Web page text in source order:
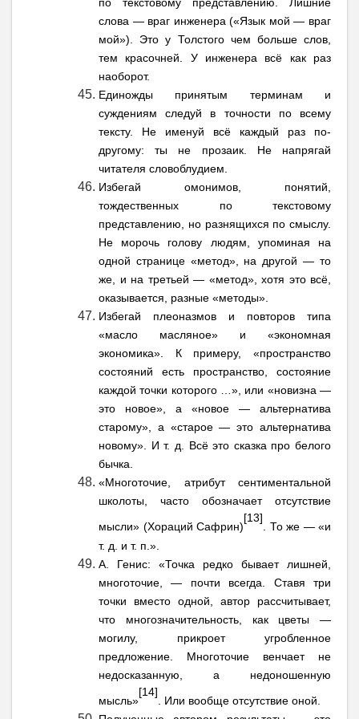
по текстовому представлению. Лишние
слова — враг инженера («Язык мой — враг
мой»). Это у Толстого чем больше слов,
тем красочней. У инженера всё как раз
наоборот.
Единожды принятым терминам и
суждениям следуй в точности по всему
тексту. Не именуй всё каждый раз по-
другому: ты не прозаик. Не напрягай
читателя словоблудием.
Избегай омонимов, понятий,
тождественных по текстовому
представлению, но разнящихся по смыслу.
Не морочь голову людям, упоминая на
одной странице «метод», на другой — то
же, и на третьей — «метод», хотя это всё,
оказывается, разные «методы».
Избегай плеоназмов и повторов типа
«масло масляное» и «экономная
экономика». К примеру, «пространство
состояний есть пространство, состояние
каждой точки которого …», или «новизна —
это новое», а «новое — альтернатива
старому», а «старое — это альтернатива
новому». И т. д. Всё это сказка про белого
бычка.
«Многоточие, атрибут сентиментальной
школоты, часто обозначает отсутствие
мысли» (Хораций Сафрин)
[13]
. То же — «и
т. д. и т. п.».
А. Генис: «Точка редко бывает лишней,
многоточие, — почти всегда. Ставя три
точки вместо одной, автор рассчитывает,
что многозначительность, как цветы —
могилу, прикроет угробленное
предложение. Многоточие венчает не
недосказанную, а недоношенную
мысль»
[14]
. Или вообще отсутствие оной.